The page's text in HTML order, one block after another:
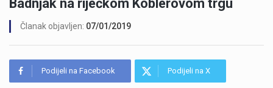
Badnjak na riječkom Koblerovom trgu
Članak objavljen: 07/01/2019
Podijeli na Facebook Podijeli na X